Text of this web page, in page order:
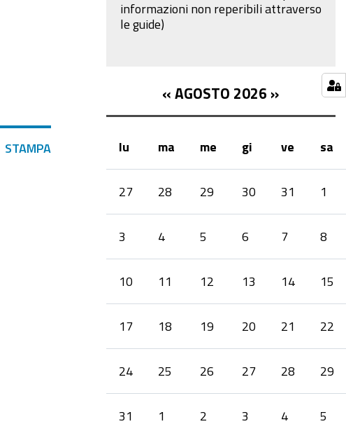
STAMPA
informazioni non reperibili attraverso
le guide)
« AGOSTO 2026 »
lu ma me gi ve sa
27 28 29 30 31 1
3 4 5 6 7 8
10 11 12 13 14 15
17 18 19 20 21 22
24 25 26 27 28 29
31 1 2 3 4 5